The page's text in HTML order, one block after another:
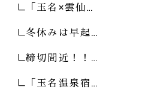
「玉名×雲仙…
冬休みは早起…
締切間近！！…
「玉名温泉宿…